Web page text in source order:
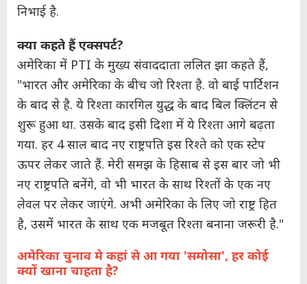
निभाई है.
क्या कहते हैं एक्सपर्ट?
अमेरिका में PTI के मुख्य संवाददाता ललित झा कहते हैं,
"भारत और अमेरिका के बीच जो रिश्ता है. वो बाई पार्टिशन
के बाद से है. ये रिश्ता कारगिल युद्ध के बाद बिल क्लिंटन से
शुरू हुआ था. उसके बाद इसी दिशा में ये रिश्ता आगे बढ़ता
गया. हर 4 साल बाद नए राष्ट्रपति इस रिश्ते को एक स्टेप
ऊपर लेकर जाते हैं. मेरी समझ के हिसाब से इस बार जो भी
नए राष्ट्रपति बनेंगे, वो भी भारत के साथ रिश्तों के एक नए
लेवल पर लेकर जाएंगे. अभी अमेरिका के लिए जो राष्ट्र हित
है, उसमें भारत के साथ एक मजबूत रिश्ता बनाना जरूरी है."
अमेरिका चुनाव मे कहां से आ गया 'समोसा', हर कोई
क्यों खाना चाहता है?